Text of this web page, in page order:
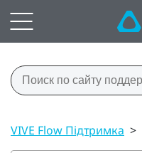
VIVE Flow Підтримка >